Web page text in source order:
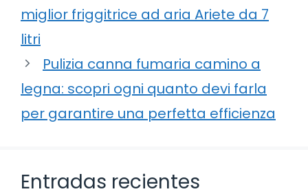
miglior friggitrice ad aria Ariete da 7
litri
Pulizia canna fumaria camino a
legna: scopri ogni quanto devi farla
per garantire una perfetta efficienza
Entradas recientes